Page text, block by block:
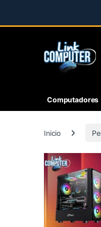
Computadores
Inicio